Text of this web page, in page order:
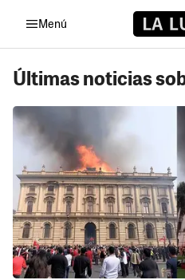
Menú
Últimas noticias